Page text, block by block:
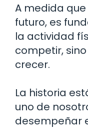
A medida
futuro, es
la actividad
competir,
crecer.
La historia
uno de
desempeñar